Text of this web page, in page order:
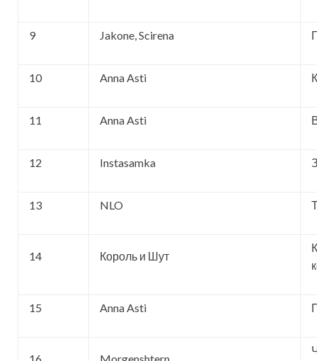
9 Jakone, Scirena
10 Anna Asti
11 Anna Asti
12 Instasamka
13 NLO
14 Король и Шут
15 Anna Asti